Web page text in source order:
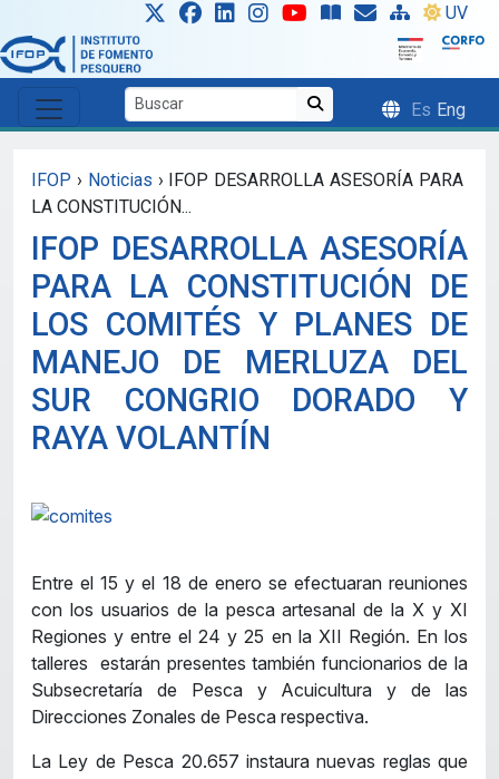
Skip to main content UV
Es Eng
IFOP › Noticias › IFOP DESARROLLA ASESORÍA PARA
LA CONSTITUCIÓN...
IFOP DESARROLLA ASESORÍA
PARA LA CONSTITUCIÓN DE
LOS COMITÉS Y PLANES DE
MANEJO DE MERLUZA DEL
SUR CONGRIO DORADO Y
RAYA VOLANTÍN
Entre el 15 y el 18 de enero se efectuaran reuniones
con los usuarios de la pesca artesanal de la X y XI
Regiones y entre el 24 y 25 en la XII Región. En los
talleres estarán presentes también funcionarios de la
Subsecretaría de Pesca y Acuicultura y de las
Direcciones Zonales de Pesca respectiva.
La Ley de Pesca 20.657 instaura nuevas reglas que